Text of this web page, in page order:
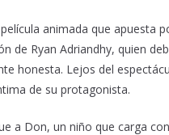
animada que apuesta
de Ryan Adriandhy, quien
honesta. Lejos del
de su protagonista.
a Don, un niño que carga